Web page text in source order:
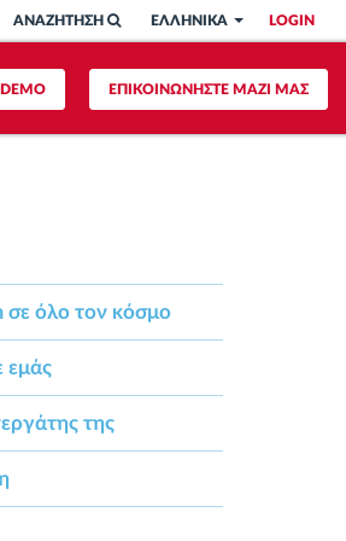
LOGIN
ΕΛΛΗΝΙΚΑ
ΑΝΑΖΗΤΗΣΗ
ΕΠΙΚΟΙΝΩΝΗΣΤΕ ΜΑΖΙ ΜΑΣ
DEMO
σε όλο τον κόσμο
εμάς
της